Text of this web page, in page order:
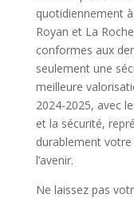
quotidiennement
Royan et La
conformes aux
seulement une
meilleure
2024-2025, avec
et la sécurité,
durablement
l’avenir.
Ne laissez pas